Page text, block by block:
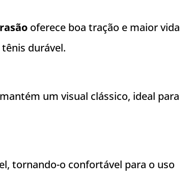
oferece boa tração e maior vida
durável.
um visual clássico, ideal para
tornando-o confortável para o uso